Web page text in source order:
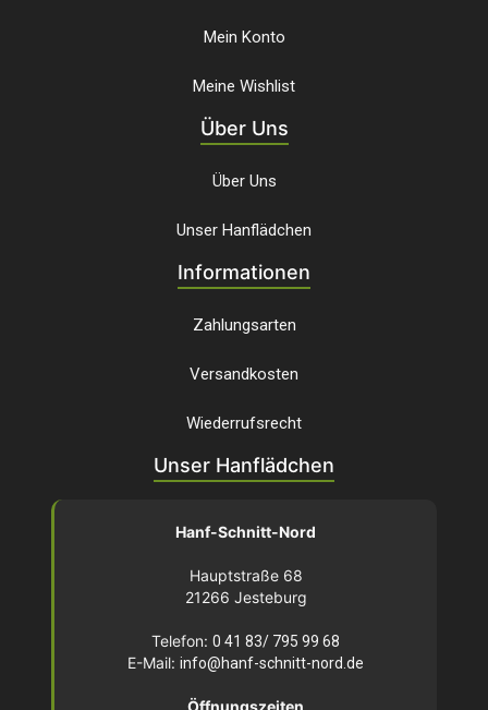
Mein Konto
Meine Wishlist
Über Uns
Über Uns
Unser Hanflädchen
Informationen
Zahlungsarten
Versandkosten
Wiederrufsrecht
Unser Hanflädchen
Hanf-Schnitt-Nord
Hauptstraße 68
21266 Jesteburg
Telefon: 0 41 83/ 795 99 68
E-Mail: info@hanf-schnitt-nord.de